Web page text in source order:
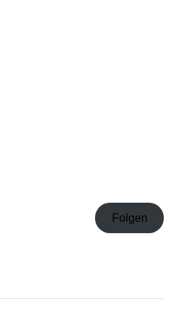
Folgen